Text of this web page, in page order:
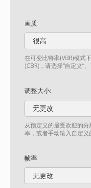
画质:
很高
在可变比特率(VBR)模式
(CBR)，请选择“自定义”。
调整大小:
无更改
从预定义的最受欢迎的
率，或者手动输入自定义
帧率:
无更改